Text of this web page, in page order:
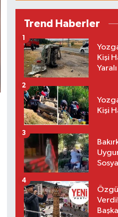
Trend Haberler
Kişi
Yaralı
1
Kişi
2
3
4